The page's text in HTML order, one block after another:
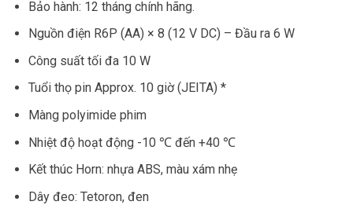
Bảo hành: 12 tháng chính hãng.
Nguồn điện R6P (AA) × 8 (12 V DC) – Đầu ra 6 W
Công suất tối đa 10 W
Tuổi thọ pin Approx. 10 giờ (JEITA) *
Màng polyimide phim
Nhiệt độ hoạt động -10 ℃ đến +40 ℃
Kết thúc Horn: nhựa ABS, màu xám nhẹ
Dây đeo: Tetoron, đen